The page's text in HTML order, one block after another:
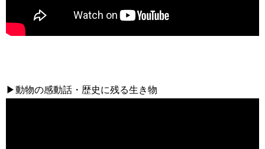
▶動物の感動話・歴史に残る生き物